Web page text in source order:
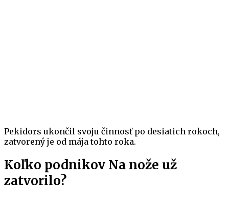
Pekidors ukončil svoju činnosť po desiatich rokoch,
zatvorený je od mája tohto roka.
Koľko podnikov Na nože už
zatvorilo?